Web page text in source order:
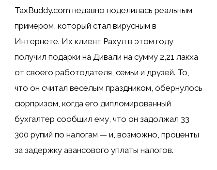
TaxBuddy.com недавно поделилась реальным
примером, который стал вирусным в
Интернете. Их клиент Рахул в этом году
получил подарки на Дивали на сумму 2,21 лакха
от своего работодателя, семьи и друзей. То,
что он считал веселым праздником, обернулось
сюрпризом, когда его дипломированный
бухгалтер сообщил ему, что он задолжал 33
300 рупий по налогам — и, возможно, проценты
за задержку авансового уплаты налогов.